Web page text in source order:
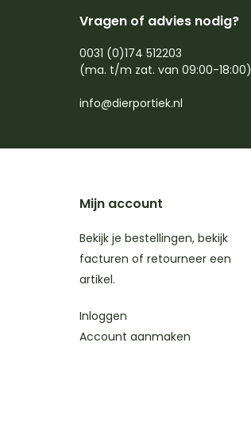
Vragen of advies nodig?
0031 (0)174 512203
(ma. t/m zat. van 09:00-18:00)
info@dierportiek.nl
Mijn account
Bekijk je bestellingen, bekijk
facturen of retourneer een
artikel.
Inloggen
Account aanmaken